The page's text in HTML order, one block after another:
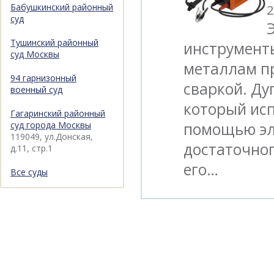
металлам
сваркой.
который
помощью
его…
Бабушкинский районный
суд
Тушинский районный
суд Москвы
94 гарнизонный
военный суд
Гагаринский районный
суд города Москвы
119049, ул.Донская,
д.11, стр.1
Все суды